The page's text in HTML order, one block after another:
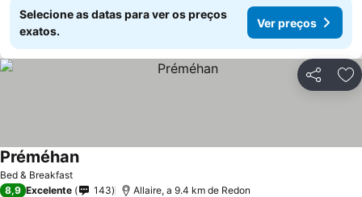
Selecione as datas para ver os preços
exatos.
Ver preços
Partilhar
Bed & Breakfast
Préméhan
8,9 Excelente 143 Allaire, a 9.4 km de Redon